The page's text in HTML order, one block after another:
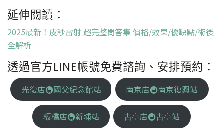
延伸閱讀：
2025最新！皮秒雷射 超完整問答集 價格/效果/優缺點/術後
全解析
透過官方LINE帳號免費諮詢、安排預約：
光復店🚇國父紀念館站 南京店🚇南京復興站
板橋店🚇新埔站 古亭店🚇古亭站